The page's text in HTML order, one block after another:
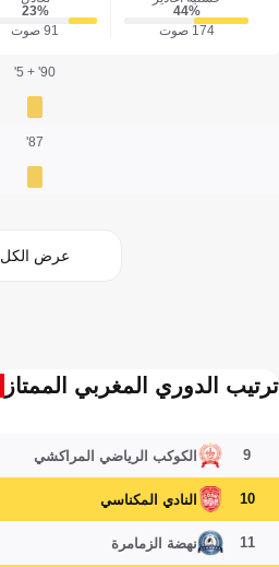
44‎%‎
174 صوت
23‎%‎
91 صوت
90' + 5'
87'
عرض الكل
ترتيب الدوري المغربي الممتاز
9 الكوكب الرياضي المراكشي
10 النادي المكناسي
11 نهضة الزمامرة